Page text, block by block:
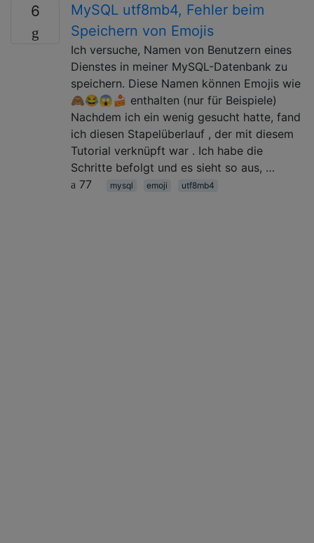
6
MySQL utf8mb4, Fehler beim
Speichern von Emojis
Ich versuche, Namen von Benutzern eines
Dienstes in meiner MySQL-Datenbank zu
speichern. Diese Namen können Emojis wie
🙈😂😱🍰 enthalten (nur für Beispiele)
Nachdem ich ein wenig gesucht hatte, fand
ich diesen Stapelüberlauf , der mit diesem
Tutorial verknüpft war . Ich habe die
Schritte befolgt und es sieht so aus, …
77
mysql emoji utf8mb4